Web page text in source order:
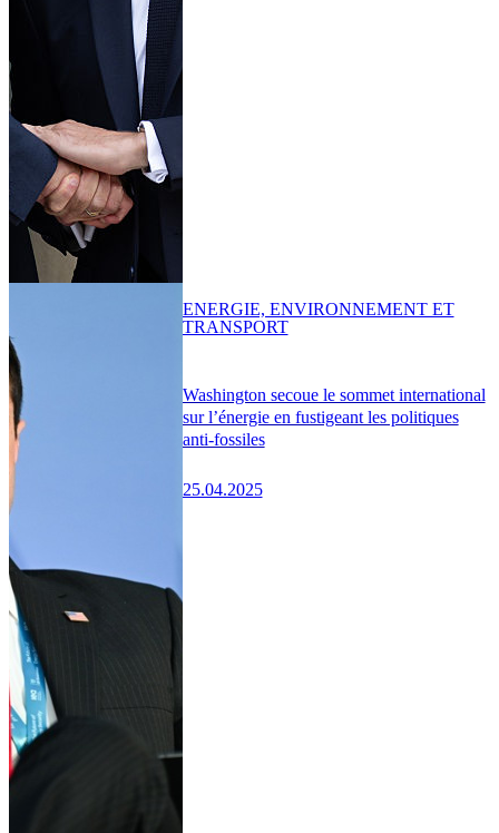
Washington secoue le sommet international
sur l’énergie en fustigeant les politiques
anti-fossiles
25.04.2025
ENERGIE, ENVIRONNEMENT ET
TRANSPORT